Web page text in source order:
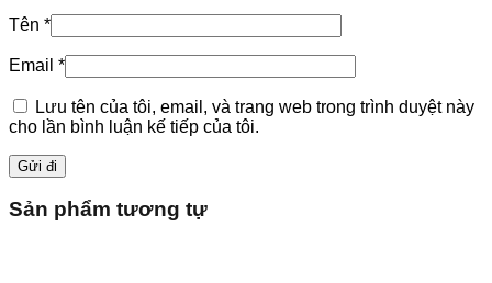
Tên *
Email *
Lưu tên của tôi, email, và trang web trong trình duyệt này
cho lần bình luận kế tiếp của tôi.
Sản phẩm tương tự